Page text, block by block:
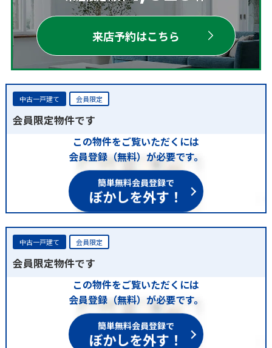
来店予約はこちら
中古一戸建て 会員限定
会員限定物件です
この物件をご覧いただくには
会員登録（無料）が必要です。
簡単無料会員登録で
ぼかしを外す！
中古一戸建て 会員限定
会員限定物件です
この物件をご覧いただくには
会員登録（無料）が必要です。
簡単無料会員登録で
ぼかしを外す！